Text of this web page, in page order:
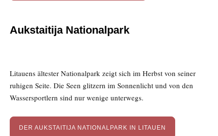
Aukstaitija Nationalpark
Litauens ältester Nationalpark zeigt sich im Herbst von seiner
ruhigen Seite. Die Seen glitzern im Sonnenlicht und von den
Wassersportlern sind nur wenige unterwegs.
DER AUKSTAITIJA NATIONALPARK IN LITAUEN